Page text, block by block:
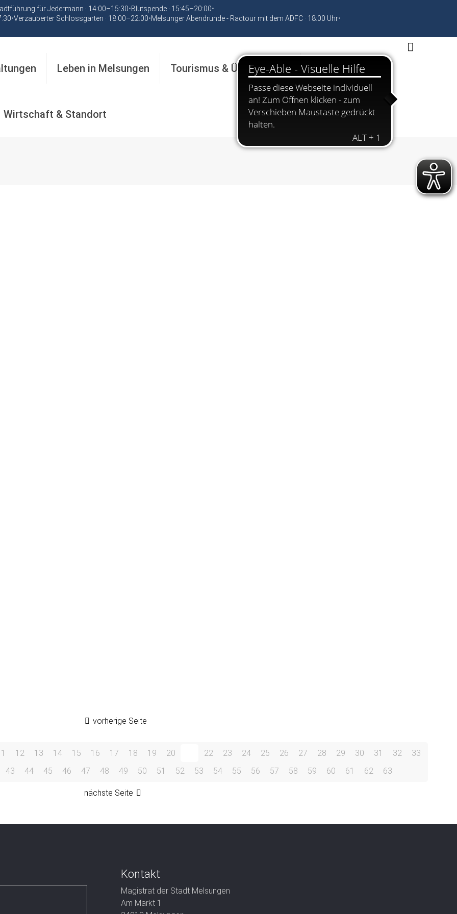
für Jedermann · 14:00–15:30•Blutspende · 15:45–20:00•
•Verzauberter Schlossgarten · 18:00–22:00•Melsunger Abendrunde - Radtour mit dem ADFC · 18:00 Uhr•
Leben in Melsungen Tourismus & Übernachten
Wirtschaft & Standort
vorherige Seite
12 13 14 15 16 17 18 19 20 22 23 24 25 26 27 28 29 30 31 32
33
43 44 45 46 47 48 49 50 51 52 53 54 55 56 57 58 59 60 61 62 63
nächste Seite
Kontakt
Magistrat der Stadt Melsungen
Am Markt 1